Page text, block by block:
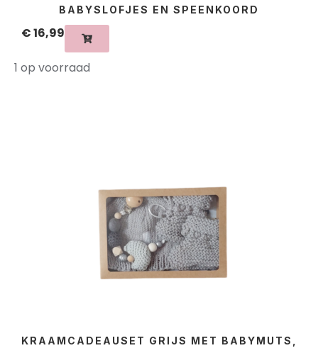
BABYSLOFJES EN SPEENKOORD
€16,99
1 op voorraad
KRAAMCADEAUSET GRIJS MET BABYMUTS,